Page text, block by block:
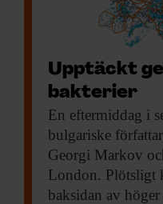
Upptäckt
bakterier
En eftermiddag i
bulgariske
Georgi Markov
London. Plötsligt
baksidan av höger